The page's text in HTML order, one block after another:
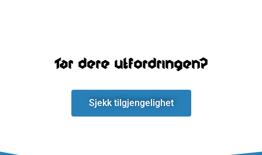
Tar dere utfordringen?
Sjekk tilgjengelighet